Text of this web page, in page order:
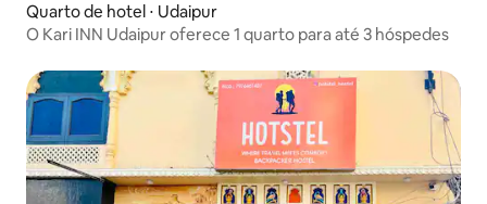
Quarto de hotel ⋅ Udaipur
O Kari INN Udaipur oferece 1 quarto para até 3 hóspedes